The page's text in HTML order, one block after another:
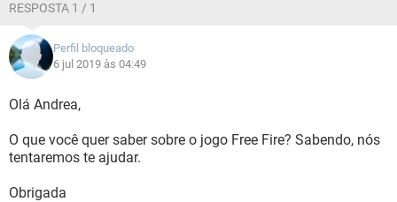
RESPOSTA 1 / 1
Perfil bloqueado
6 jul 2019 às 04:49
Olá Andrea,
O que você quer saber sobre o jogo Free Fire? Sabendo, nós
tentaremos te ajudar.
Obrigada